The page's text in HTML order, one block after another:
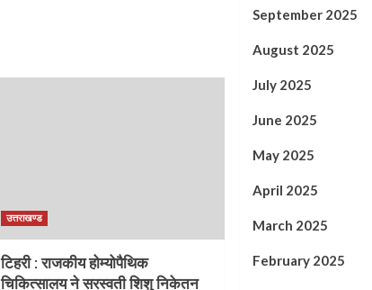
उत्तराखण्ड
टिहरी : राजकीय होम्योपैथिक
चिकित्सालय ने सरस्वती शिशु निकेतन
September 2025
August 2025
July 2025
June 2025
May 2025
April 2025
March 2025
February 2025